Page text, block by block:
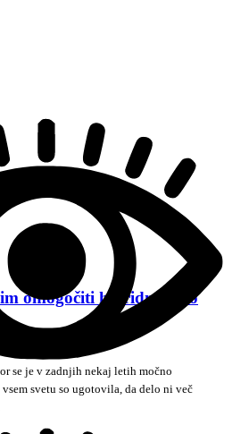
omogočiti hibridno delo
se je v zadnjih nekaj letih močno
svetu so ugotovila, da delo ni več